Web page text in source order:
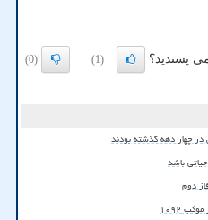
پسندید؟ (1)
(0)
چهار دهه گذشته بودند
باشد
۱۰۹۲